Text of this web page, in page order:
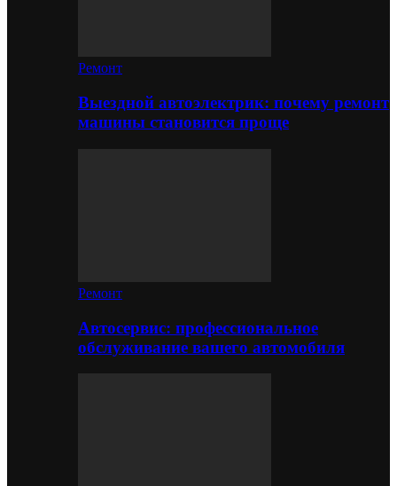
Ремонт
Выездной автоэлектрик: почему ремонт
машины становится проще
Ремонт
Автосервис: профессиональное
обслуживание вашего автомобиля